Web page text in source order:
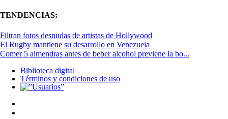
TENDENCIAS:
Filtran fotos desnudas de artistas de Hollywood
El Rugby mantiene su desarrollo en Venezuela
Comer 5 almendras antes de beber alcohol previene la bo...
Biblioteca digital
Términos y condiciones de uso